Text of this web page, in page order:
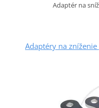
Adaptér na
Adaptéry na zníženie